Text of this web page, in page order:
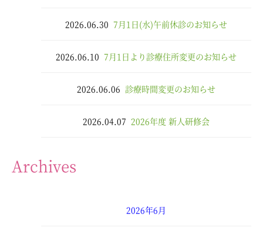
2026.06.30 7月1日(水)午前休診のお知らせ
2026.06.10 7月1日より診療住所変更のお知らせ
2026.06.06 診療時間変更のお知らせ
2026.04.07 2026年度 新人研修会
Archives
2026年6月